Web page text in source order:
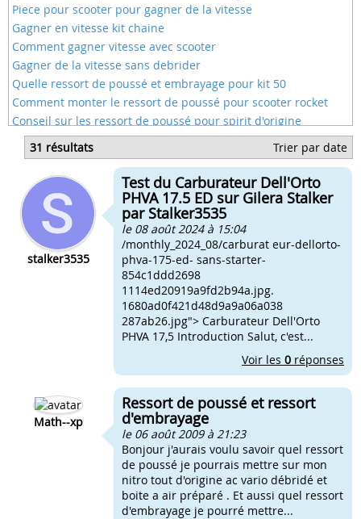
Piece pour scooter pour gagner de la vitesse
Gagner en vitesse kit chaine
Comment gagner vitesse avec scooter
Gagner de la vitesse sans debrider
Quelle ressort de poussé et embrayage pour kit 50
Comment monter le ressort de poussé pour scooter rocket
Conseil sur les ressort de poussé pour spirit d'origine
Quel ressort de pousser mettre sur mon spirit
Quel ressort de poussé sur config origine
Quel ressort de poussée sur nitro origine
Ressort de poussé jaune sur ovetto origine
31 résultats Trier par date
stalker3535
Test du Carburateur Dell'Orto
PHVA 17.5 ED sur Gilera Stalker
par Stalker3535
le 08 août 2024 à 15:04
/monthly_2024_08/carburat eur-dellorto-
phva-175-ed- sans-starter-
854c1ddd2698
1114ed20919a9fd2b94a.jpg.
1680ad0f421d48d9a9a06a038
287ab26.jpg"> Carburateur Dell'Orto
PHVA 17,5 Introduction Salut, c'est...
Voir les 0 réponses
Math--xp
Ressort de poussé et ressort
d'embrayage
le 06 août 2009 à 21:23
Bonjour j'aurais voulu savoir quel ressort
de poussé je pourrais mettre sur mon
nitro tout d'origine ac vario débridé et
boite a air préparé . Et aussi quel ressort
d'embrayage je pourré mettre...